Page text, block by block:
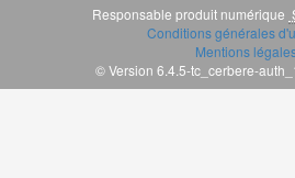
Responsable produit numérique
Conditions générales
Mentions
© Version 6.4.5-tc_cerbere-